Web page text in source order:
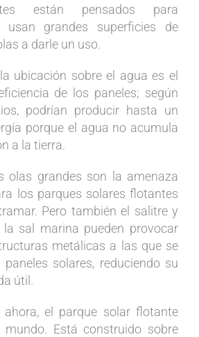
están pensados para
usan grandes superficies de
a darle un uso.
ubicación sobre el agua es el
de los paneles; según
podrían producir hasta un
porque el agua no acumula
a la tierra.
olas grandes son la amenaza
los parques solares flotantes
Pero también el salitre y
sal marina pueden provocar
metálicas a las que se
solares, reduciendo su
útil.
ahora, el parque solar flotante
Está construido sobre